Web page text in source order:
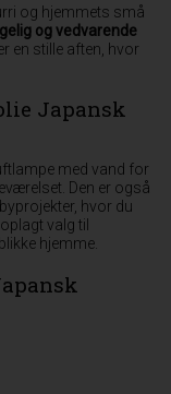
og hjemmets små
og vedvarende
en stille aften, hvor
Japansk
med vand for
Den er også
hvor du
valg til
hjemme.